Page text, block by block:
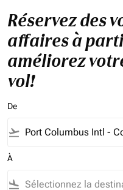
Réservez des
affaires à
améliorez
vol!
De
flight_takeoff
À
flight_land